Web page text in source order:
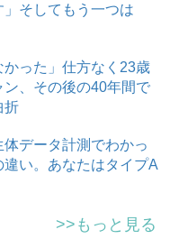
そしてもう一つは
かった」仕方なく23歳
、その後の40年間で
折
データ計測でわかっ
い。あなたはタイプA
>>もっと見る